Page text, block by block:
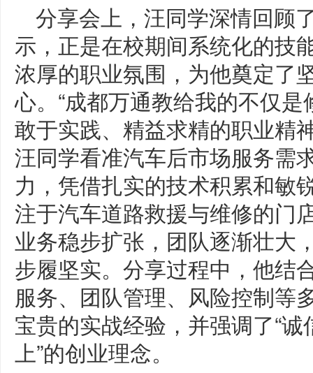
分享会上，汪同学深情回顾
示，正是在校期间系统化的技
浓厚的职业氛围，为他奠定了
心。“成都万通教给我的不仅
敢于实践、精益求精的职业精
汪同学看准汽车后市场服务需
力，凭借扎实的技术积累和敏
注于汽车道路救援与维修的门
业务稳步扩张，团队逐渐壮大
步履坚实。分享过程中，他结
服务、团队管理、风险控制等
宝贵的实战经验，并强调了“
上”的创业理念。